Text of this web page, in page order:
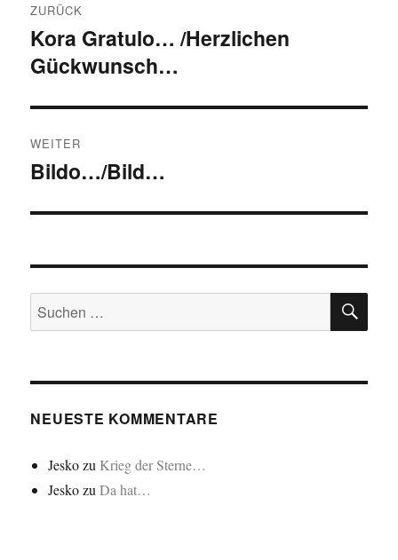
ZURÜCK
Vorheriger
Beitrag:
Kora Gratulo… /Herzlichen
Gückwunsch…
WEITER
Nächster
Bildo…/Bild…
Suchen
nach:
NEUESTE KOMMENTARE
Jeskozu Krieg der Sterne…
JeskozuDa hat…